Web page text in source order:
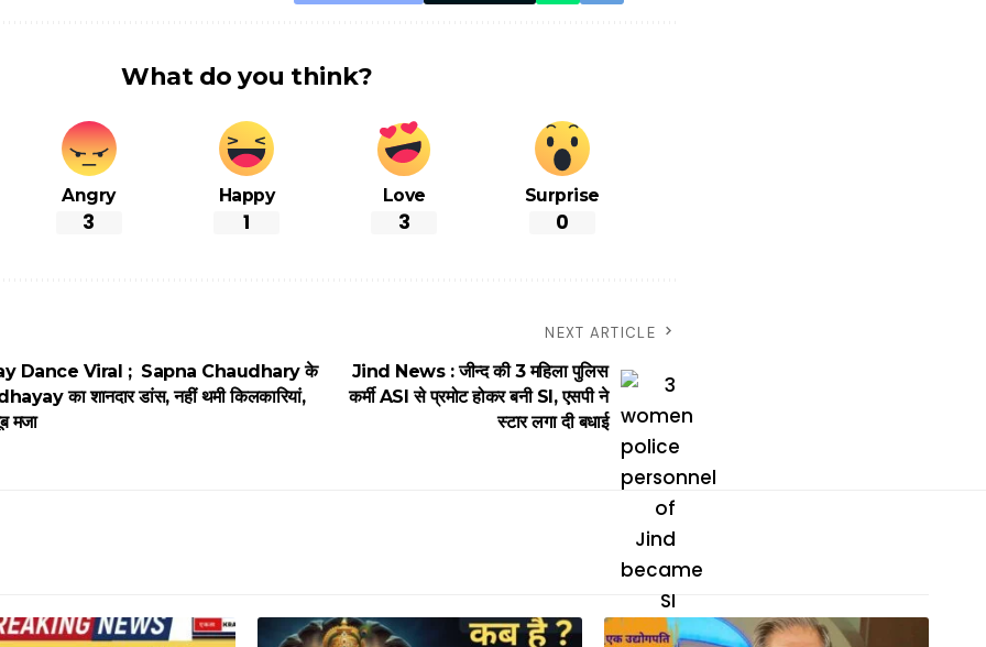
What do you think?
Angry
3
Happy
1
Love
3
Surprise
0
Dance Viral ; Sapna Chaudhary के
का शानदार डांस, नहीं थमी किलकारियां,
मजा
NEXT ARTICLE
Jind News : जीन्द की 3 महिला पुलिस
कर्मी ASI से प्रमोट होकर बनी SI, एसपी ने
स्टार लगा दी बधाई